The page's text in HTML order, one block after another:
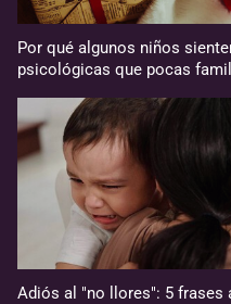
Por qué algunos niños
psicológicas que pocas
Adiós al "no llores": 5 frases